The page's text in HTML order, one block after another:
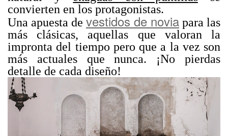
convierten en los protagonistas.
Una apuesta de vestidos de novia para las
más clásicas, aquellas que valoran la
impronta del tiempo pero que a la vez son
más actuales que nunca. ¡No pierdas
detalle de cada diseño!